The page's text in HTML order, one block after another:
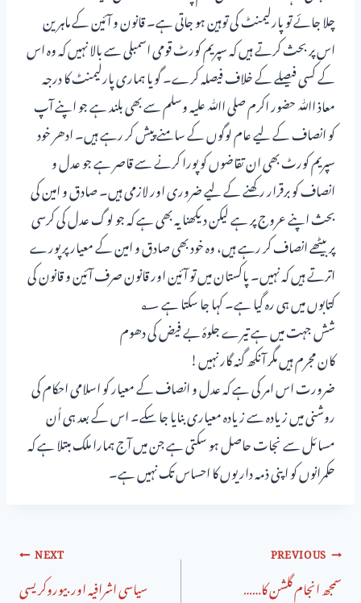
چلا جائے تو پارلیمنٹ کی توہین ہو جاتی ہے۔ قانون و آئین کے ماہرین
اس پر بحث کرتے ہیں کہ سپریم کورٹ قومی اسمبلی سے بالا نہیں کہ وہ اس
کے کسی فیصلے کے خلاف فیصلہ کرے۔ گویا ہماری پارلیمنٹ کا درجہ
معاذ اﷲ حضور اکرم صلی اﷲ علیہ وسلم سے بھی بلند ہے جو اپنے آپ
کو انصاف کے لیے عام لوگوں کے سامنے پیش کر رہے ہیں۔ ادھر خود
سپریم کورٹ بھی ان تقاضوں کو پورا کرنے سے قاصر ہے جو عدل و
انصاف کو برقرار رکھنے کے لیے ضروری اور لازمی ہیں۔ صادق و امین کی
بحث اپنے عروج پر ہے لیکن دیکھنا یہ بھی ہے کہ جو لوگ عدل کی کرسی
پر بیٹھے انصاف کر رہے ہیں، وہ خود بھی صادق و امین کے معیار پر پورے
اترتے ہیں کہ نہیں۔ پاکستان میں تو آئین اور قانون صرف آئین و قانون کی
کتابوں میں ہی رہ گیا ہے۔ کہا جا سکتا ہے ؂
شش جہت میں ہے تیرے جلوۂ بے فیض کی دھوم
کان مجرم ہیں مگر آنکھ گنہ گار نہیں!
ضرورت اس امر کی ہے کہ عدل و انصاف کے معیار کو اسلامی احکام کی
روشنی میں زیادہ سے زیادہ معیاری بنایا جا سکے۔ اس کے بعد ہی اُن
مسائل سے نجات حاصل ہو سکتی ہے جن میں آج ہمارا ملک مبتلا ہے کہ
حکمرانوں کو اپنی ذمہ داریوں کا احساس تک نہیں ہے۔
PREVIOUS
سمجھ انجام گلشن کا……
NEXT
سیاسی اشرافیہ اوربیوروکریسی